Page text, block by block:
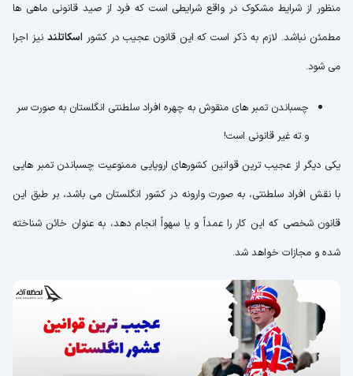
منظور از شرایط مشکوک در واقع شرایطی است که فرد از صید قانونی ماهی ها
مطمئن نباشد. لازم به ذکر است که این قانون عجیب در کشور اسکاتلند نیز اجرا
می شود.
چسباندن تمبر های منقوش به چهره افراد سلطنتی انگلستان به صورت سر
و ته غیر قانونی است!
یکی دیگر از عجیب ترین قوانین کشورهای اروپایی ممنوعیت چسباندن تمبر هایی
با نقش افراد سلطنتی، به صورت وارونه در کشور انگلستان می باشد، بر طبق این
قانون شخصی که این کار را عمداً و یا سهواً انجام دهد، به عنوان خائن شناخته
شده و مجازات خواهد شد.